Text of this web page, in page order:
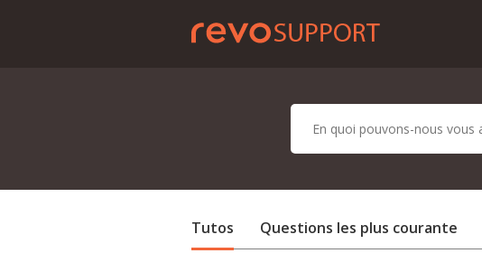
Tutos Questions les plus courante